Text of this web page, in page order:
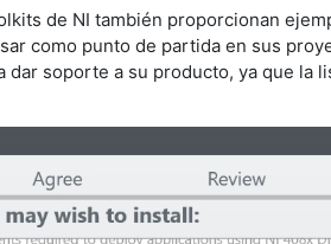
de NI también proporcionan
como punto de partida en sus
dar soporte a su producto, ya que